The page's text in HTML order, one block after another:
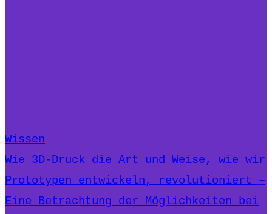
Wissen
Wie 3D-Druck die Art und Weise, wie wir
Prototypen entwickeln, revolutioniert –
Eine Betrachtung der Möglichkeiten bei